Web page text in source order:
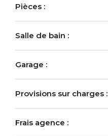
Pièces :
Salle de bain :
Garage :
Provisions sur charges :
Frais agence :